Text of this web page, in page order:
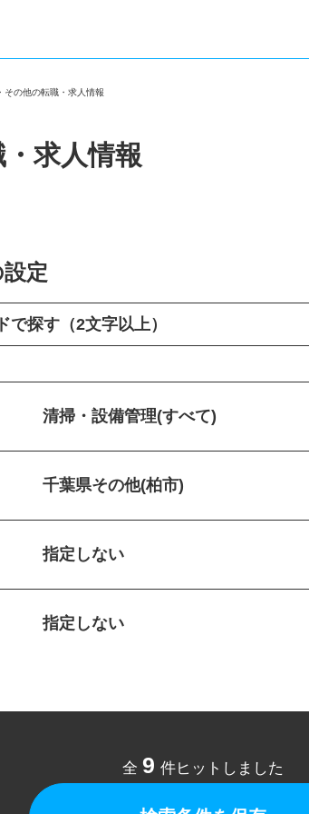
その他の転職・求人情報
求人情報
設定
清掃・設備管理(すべて)
千葉県その他(柏市)
指定しない
指定しない
全9件ヒットしました